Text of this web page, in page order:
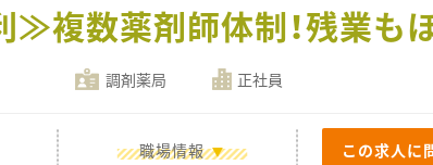
≫複数薬剤師体制！残業も
調剤薬局 正社員
職場情報 この求人に